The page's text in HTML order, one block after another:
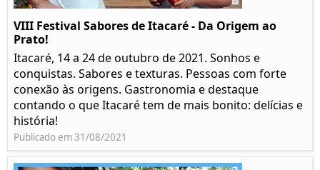
VIII Festival Sabores de Itacaré - Da Origem ao
Prato!
Itacaré, 14 a 24 de outubro de 2021. Sonhos e
conquistas. Sabores e texturas. Pessoas com forte
conexão às origens. Gastronomia e destaque
contando o que Itacaré tem de mais bonito: delícias e
história!
Publicado em 31/08/2021